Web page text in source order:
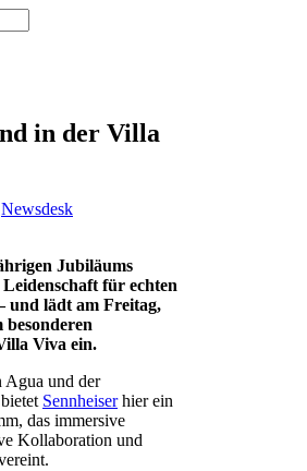
in der Villa
Newsdesk
Jubiläums
für echten
und lädt am Freitag,
besonderen
Viva ein.
Agua und der
Sennheiserhier ein
das immersive
Kollaboration und